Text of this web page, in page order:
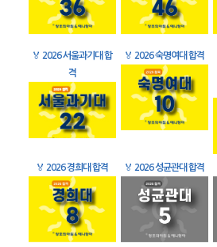
🏅 2026 서울과기대 합
격
🏅 2026 숙명여대 합격
🏅 2026 경희대 합격 🏅 2026 성균관대 합격